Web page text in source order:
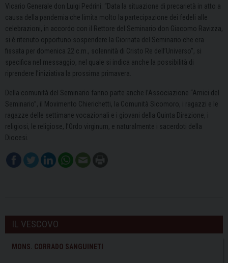
Vicario Generale don Luigi Pedrini: “Data la situazione di precarietà in atto a
causa della pandemia che limita molto la partecipazione dei fedeli alle
celebrazioni, in accordo con il Rettore del Seminario don Giacomo Ravizza,
si è ritenuto opportuno sospendere la Giornata del Seminario che era
fissata per domenica 22 c.m., solennità di Cristo Re dell’Universo”, si
specifica nel messaggio, nel quale si indica anche la possibilità di
riprendere l’iniziativa la prossima primavera.
Della comunità del Seminario fanno parte anche l’Associazione “Amici del
Seminario”, il Movimento Chierichetti, la Comunità Sicomoro, i ragazzi e le
ragazze delle settimane vocazionali e i giovani della Quinta Direzione, i
religiosi, le religiose, l’Ordo virginum, e naturalmente i sacerdoti della
Diocesi.
IL VESCOVO
MONS. CORRADO SANGUINETI